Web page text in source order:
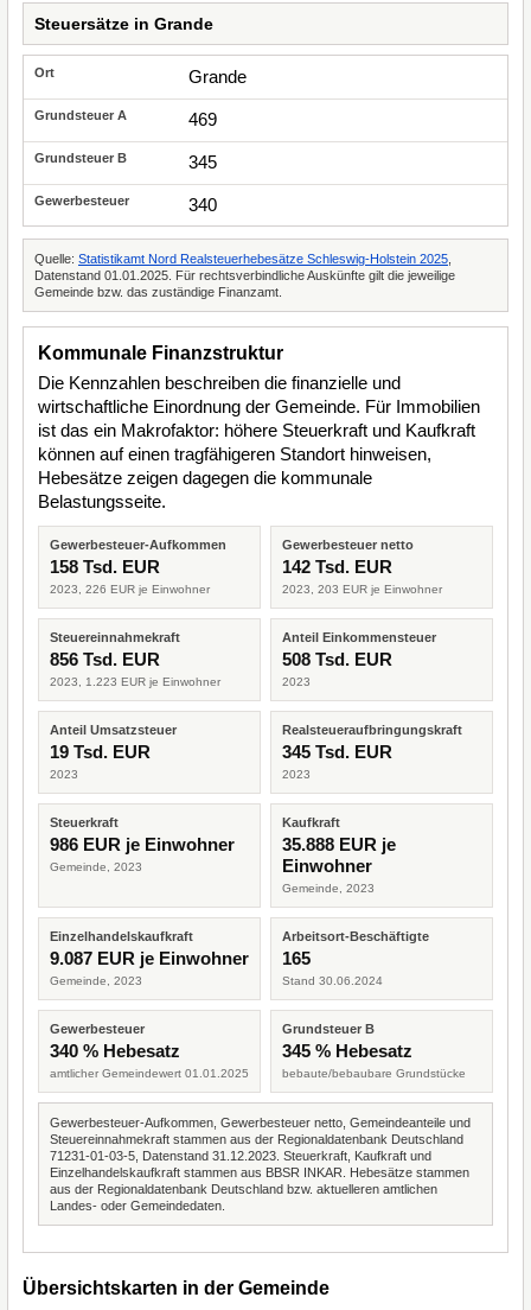
Steuersätze in Grande
Grande
469
345
340
Quelle: Statistikamt Nord Realsteuerhebesätze Schleswig-Holstein 2025
Datenstand 01.01.2025. Für rechtsverbindliche Auskünfte gilt die jeweilige
Gemeinde bzw. das zuständige Finanzamt.
Kommunale Finanzstruktur
Die Kennzahlen beschreiben die finanzielle und
wirtschaftliche Einordnung der Gemeinde. Für Immobilien
ist das ein Makrofaktor: höhere Steuerkraft und Kaufkraft
können auf einen tragfähigeren Standort hinweisen,
Hebesätze zeigen dagegen die kommunale
Belastungsseite.
Gewerbesteuer-Aufkommen
158 Tsd. EUR
2023, 226 EUR je Einwohner
Gewerbesteuer netto
142 Tsd. EUR
2023, 203 EUR je Einwohner
Steuereinnahmekraft
856 Tsd. EUR
2023, 1.223 EUR je Einwohner
Anteil Einkommensteuer
508 Tsd. EUR
2023
Anteil Umsatzsteuer
19 Tsd. EUR
2023
Realsteueraufbringungskraft
345 Tsd. EUR
2023
Steuerkraft
986 EUR je Einwohner
Gemeinde, 2023
Kaufkraft
35.888 EUR je
Einwohner
Gemeinde, 2023
Einzelhandelskaufkraft
9.087 EUR je Einwohner
Gemeinde, 2023
Arbeitsort-Beschäftigte
165
Stand 30.06.2024
Gewerbesteuer
340 % Hebesatz
amtlicher Gemeindewert 01.01.2025
Grundsteuer B
345 % Hebesatz
bebaute/bebaubare Grundstücke
Gewerbesteuer-Aufkommen, Gewerbesteuer netto, Gemeindeanteile und
Steuereinnahmekraft stammen aus der Regionaldatenbank Deutschland
71231-01-03-5, Datenstand 31.12.2023. Steuerkraft, Kaufkraft und
Einzelhandelskaufkraft stammen aus BBSR INKAR. Hebesätze stammen
aus der Regionaldatenbank Deutschland bzw. aktuelleren amtlichen
Landes- oder Gemeindedaten.
Übersichtskarten in der Gemeinde